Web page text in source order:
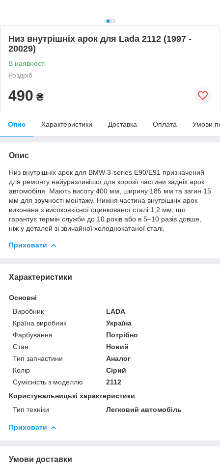
Низ внутрішніх арок для Lada 2112 (1997 -
20029)
В наявності
Роздріб
490 ₴
Опис Характеристики Доставка Оплата Умови
Опис
Низ внутрішніх арок для BMW 3-series E90/E91 призначений
для ремонту найуразливішої для корозії частини задніх арок
автомобіля. Мають висоту 400 мм, ширину 185 мм та загин 15
мм для зручності монтажу. Нижня частина внутрішніх арок
виконана з високоякісної оцинкованої сталі 1,2 мм, що
гарантує термін служби до 10 років або в 5–10 разів довше,
ніж у деталей зі звичайної холоднокатаної сталі.
Приховати
Характеристики
Основні
Виробник
LADA
Країна виробник
Україна
Фарбування
Потрібно
Стан
Новий
Тип запчастини
Аналог
Колір
Сірий
Сумісність з моделлю
2112
Користувальницькі характеристики
Тип техніки
Легковий автомобіль
Приховати
Умови доставки